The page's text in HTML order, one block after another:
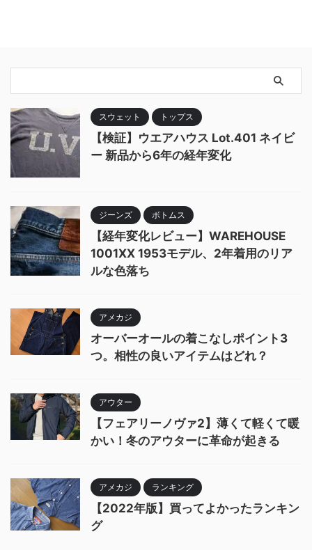
スウェット トップス
【検証】ウエアハウス Lot.401 ネイビ
ー 新品から6年の経年変化
ジーンズ ボトムス
【経年変化レビュー】WAREHOUSE
1001XX 1953モデル、2年着用のリア
ルな色落ち
アメカジ
オーバーオールの着こなしポイント3
つ。相性の良いアイテムはどれ？
アウター
【フェアリーノヴァ2】薄くて軽くて暖
かい！冬のアウターに革命が起きる
アメカジ ランキング
【2022年版】買ってよかったランキン
グ